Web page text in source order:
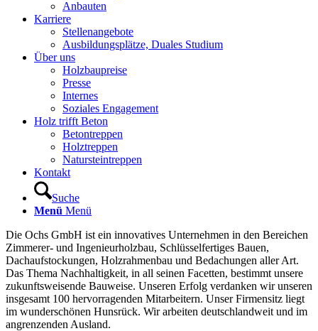
Anbauten
Karriere
Stellenangebote
Ausbildungsplätze, Duales Studium
Über uns
Holzbaupreise
Presse
Internes
Soziales Engagement
Holz trifft Beton
Betontreppen
Holztreppen
Natursteintreppen
Kontakt
Suche
Menü Menü
Die Ochs GmbH ist ein innovatives Unternehmen in den Bereichen
Zimmerer- und Ingenieurholzbau, Schlüsselfertiges Bauen,
Dachaufstockungen, Holzrahmenbau und Bedachungen aller Art.
Das Thema Nachhaltigkeit, in all seinen Facetten, bestimmt unsere
zukunftsweisende Bauweise. Unseren Erfolg verdanken wir unseren
insgesamt 100 hervorragenden Mitarbeitern. Unser Firmensitz liegt
im wunderschönen Hunsrück. Wir arbeiten deutschlandweit und im
angrenzenden Ausland.